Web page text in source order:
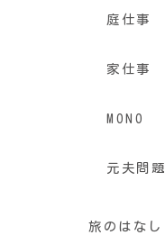
庭仕事
家仕事
MONO
元夫問題
旅のはなし